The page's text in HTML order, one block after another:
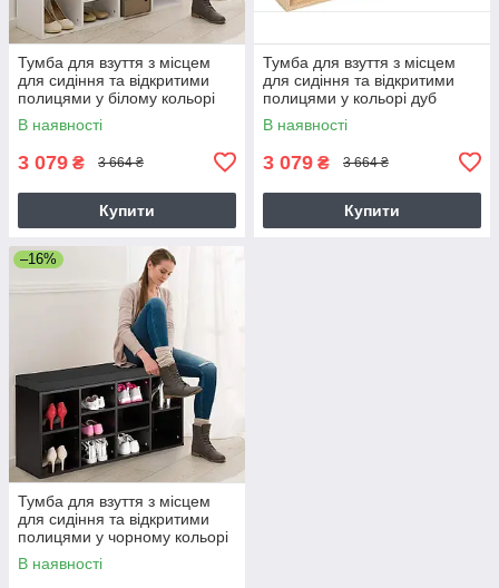
Тумба для взуття з місцем
для сидіння та відкритими
полицями у білому кольорі
В наявності
3 079 ₴ 3 664 ₴
Купити
Тумба для взуття з місцем
для сидіння та відкритими
полицями у кольорі дуб
сонома
В наявності
3 079 ₴ 3 664 ₴
Купити
–16%
Тумба для взуття з місцем
для сидіння та відкритими
полицями у чорному кольорі
В наявності